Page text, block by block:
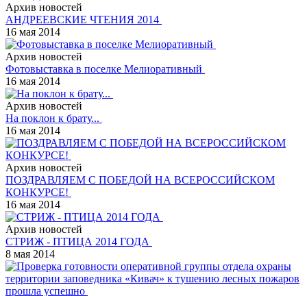
Архив новостей
АНДРЕЕВСКИЕ ЧТЕНИЯ 2014
16 мая 2014
Архив новостей
Фотовыставка в поселке Мелиоративный
16 мая 2014
Архив новостей
На поклон к брату...
16 мая 2014
Архив новостей
ПОЗДРАВЛЯЕМ С ПОБЕДОЙ НА ВСЕРОССИЙСКОМ
КОНКУРСЕ!
16 мая 2014
Архив новостей
СТРИЖ - ПТИЦА 2014 ГОДА
8 мая 2014